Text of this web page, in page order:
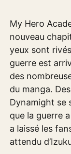
My Hero
nouveau
yeux sont
guerre est
des
du manga.
Dynamight se
que la guerre
a laissé les
attendu